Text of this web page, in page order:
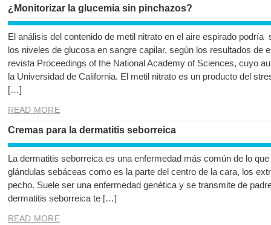
¿Monitorizar la glucemia sin pinchazos?
El análisis del contenido de metil nitrato en el aire espirado
los niveles de glucosa en sangre capilar, según los resultados de
revista Proceedings of the National Academy of Sciences, cuyo
la Universidad de California. El metil nitrato es un producto del
[…]
READ MORE
Cremas para la dermatitis seborreica
La dermatitis seborreica es una enfermedad más común de lo
glándulas sebáceas como es la parte del centro de la cara, los
pecho. Suele ser una enfermedad genética y se transmite de
dermatitis seborreica te […]
READ MORE